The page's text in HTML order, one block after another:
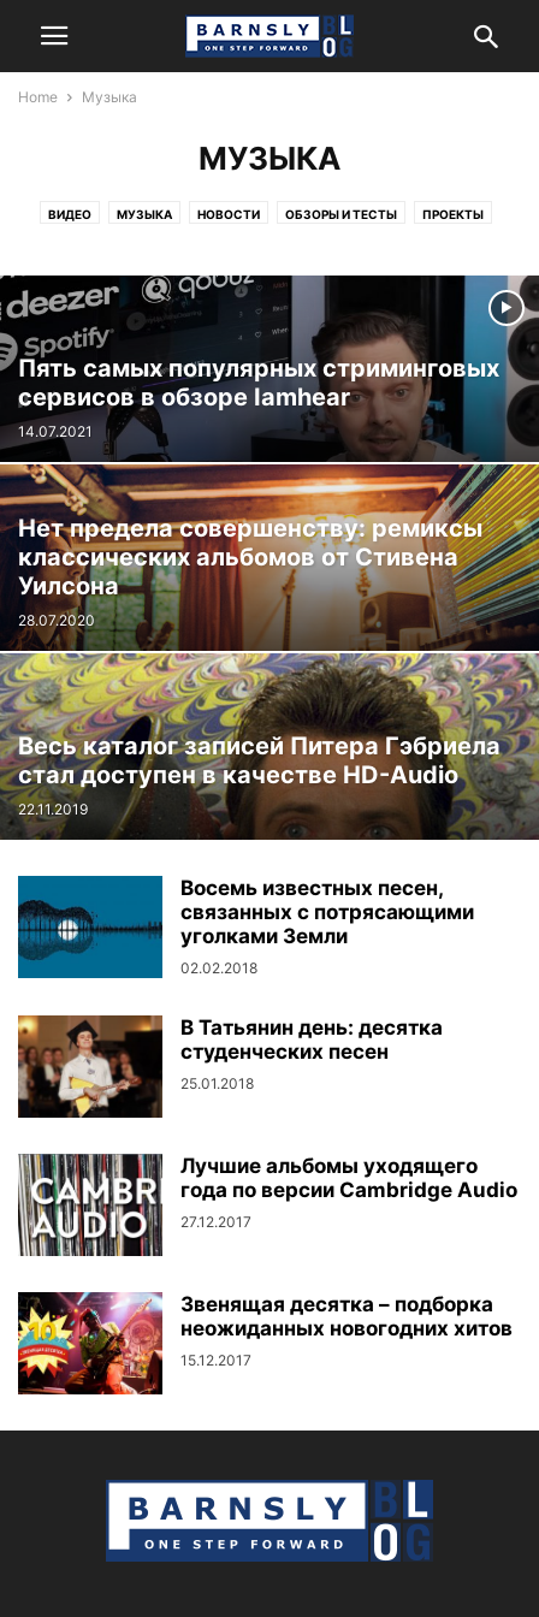
Home Музыка
МУЗЫКА
ВИДЕО МУЗЫКА НОВОСТИ ОБЗОРЫ И ТЕСТЫ ПРОЕКТЫ
Пять самых популярных стриминговых
сервисов в обзоре Iamhear
14.07.2021
Нет предела совершенству: ремиксы
классических альбомов от Стивена
Уилсона
28.07.2020
Весь каталог записей Питера Гэбриела
стал доступен в качестве HD-Audio
22.11.2019
Восемь известных песен,
связанных с потрясающими
уголками Земли
02.02.2018
В Татьянин день: десятка
студенческих песен
25.01.2018
Лучшие альбомы уходящего
года по версии Cambridge Audio
27.12.2017
Звенящая десятка – подборка
неожиданных новогодних хитов
15.12.2017